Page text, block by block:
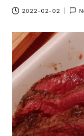
2022-02-02